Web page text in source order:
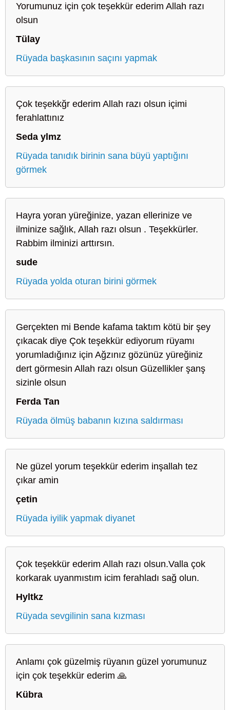
Yorumunuz için çok teşekkür ederim Allah razı
olsun
Tülay
Rüyada başkasının saçını yapmak
Çok teşekkğr ederim Allah razı olsun içimi
ferahlattınız
Seda ylmz
Rüyada tanıdık birinin sana büyü yaptığını
görmek
Hayra yoran yüreğinize, yazan ellerinize ve
ilminize sağlık, Allah razı olsun . Teşekkürler.
Rabbim ilminizi arttırsın.
sude
Rüyada yolda oturan birini görmek
Gerçekten mi Bende kafama taktım kötü bir şey
çıkacak diye Çok teşekkür ediyorum rüyamı
yorumladığınız için Ağzınız gözünüz yüreğiniz
dert görmesin Allah razı olsun Güzellikler şanş
sizinle olsun
Ferda Tan
Rüyada ölmüş babanın kızına saldırması
Ne güzel yorum teşekkür ederim inşallah tez
çıkar amin
çetin
Rüyada iyilik yapmak diyanet
Çok teşekkür ederim Allah razı olsun.Valla çok
korkarak uyanmıstım icim ferahladı sağ olun.
Hyltkz
Rüyada sevgilinin sana kızması
Anlamı çok güzelmiş rüyanın güzel yorumunuz
için çok teşekkür ederim 🙏
Kübra